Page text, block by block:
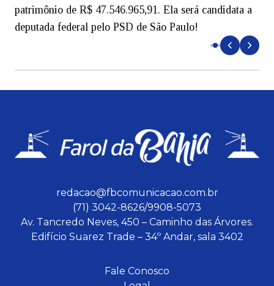
patrimônio de R$ 47.546.965,91. Ela será candidata a
deputada federal pelo PSD de São Paulo!
redacao@fbcomunicacao.com.br
(71) 3042-8626/9908-5073
Av. Tancredo Neves, 450 – Caminho das Árvores.
Edifício Suarez Trade – 34º Andar, sala 3402
Fale Conosco